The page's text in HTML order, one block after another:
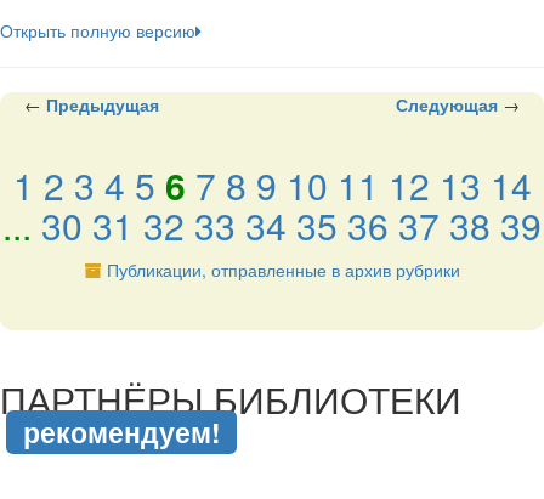
Открыть полную версию
← Предыдущая Следующая →
1 2 3 4 5 6 7 8 9 10 11 12 13 14
... 30 31 32 33 34 35 36 37 38 39
Публикации, отправленные в архив рубрики
ПАРТНЁРЫ БИБЛИОТЕКИ
рекомендуем!